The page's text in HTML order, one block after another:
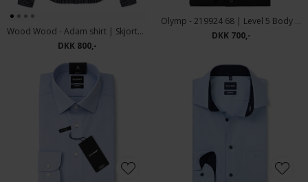
Wood Wood - Adam shirt | Skjorte Salute Stripe
DKK 800,-
Olymp - 219924 68 | Level 5 Body Fit Skjorte Black
DKK 700,-